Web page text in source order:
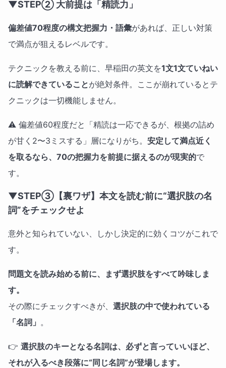
▼STEP② 大前提は「精読力」
偏差値70程度の構文把握力・語彙があれば、正しい対策
で満点が狙えるレベルです。
テクニックを教える前に、早稲田の英文を1文1文ていねい
に読解できていることが絶対条件。ここが崩れているとテ
クニックは一切機能しません。
⚠ 偏差値60程度だと「精読は一応できるが、根拠の詰め
が甘く2〜3ミスする」層になりがち。 安定して満点近く
を取るなら、70の把握力を前提に据えるのが現実的で
す。
▼STEP③【裏ワザ】本文を読む前に“選択肢の名
詞”をチェックせよ
意外と知られていない、しかし決定的に効くコツがこれで
す。
問題文を読み始める前に、まず選択肢をすべて吟味しま
す。
その際にチェックすべきが、 選択肢の中で使われている
「名詞」 。
👉 選択肢のキーとなる名詞は、必ずと言っていいほど、
それが入るべき段落に“同じ名詞”が登場します。